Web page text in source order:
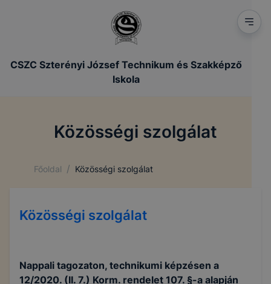
CSZC Szterényi József Technikum és Szakképző
Iskola
Közösségi szolgálat
Főoldal / Közösségi szolgálat
Közösségi szolgálat
Nappali tagozaton, technikumi képzésen a
12/2020. (II. 7.) Korm. rendelet 107. §-a alapján